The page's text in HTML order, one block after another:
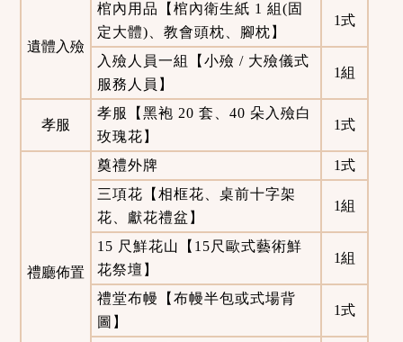
遺體入殮
棺內用品【棺內衛生紙 1 組(固
定大體)、教會頭枕、腳枕】
1式
入殮人員一組【小殮 / 大殮儀式
服務人員】
1組
孝服
孝服【黑袍 20 套、40 朵入殮白
玫瑰花】
1式
禮廳佈置
奠禮外牌
1式
三項花【相框花、桌前十字架
花、獻花禮盆】
1組
15 尺鮮花山【15尺歐式藝術鮮
花祭壇】
1組
禮堂布幔【布幔半包或式場背
圖】
1式